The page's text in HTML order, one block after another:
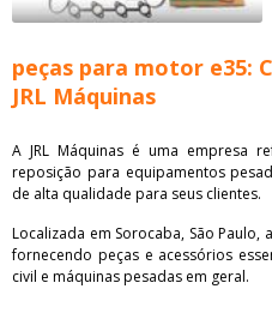
peças para motor e35:
JRL Máquinas
A JRL Máquinas é uma empresa
reposição para equipamentos
de alta qualidade para seus clientes.
Localizada em Sorocaba, São
fornecendo peças e acessórios
civil e máquinas pesadas em geral.